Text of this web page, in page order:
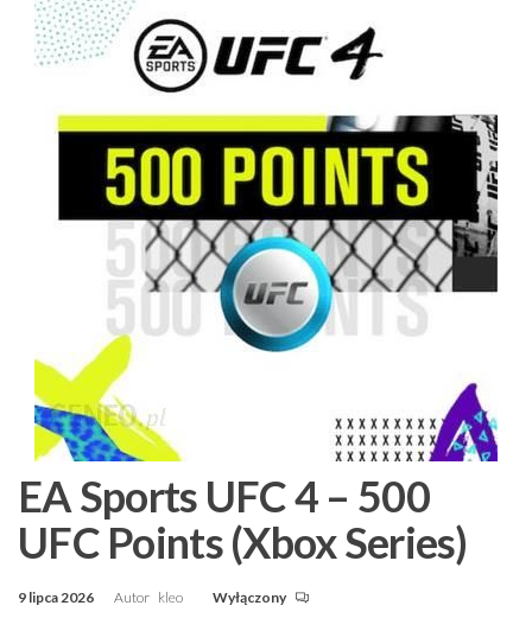
EA Sports UFC 4 – 500
UFC Points (Xbox Series)
9 lipca 2026 Autor kleo Wyłączony